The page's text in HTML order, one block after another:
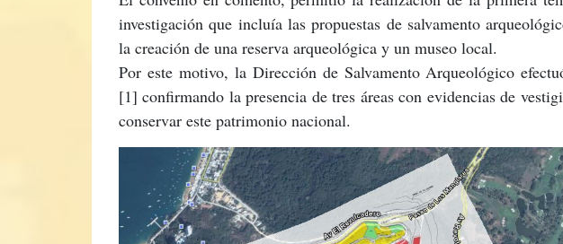
investigación que incluía las propuestas de salvamento
la creación de una reserva arqueológica y un museo local.
Por este motivo, la Dirección de Salvamento Arqueológico
[1] confirmando la presencia de tres áreas con evidencias de
conservar este patrimonio nacional.